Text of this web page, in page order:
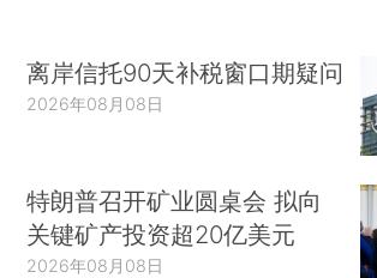
离岸信托90天补税窗口期疑问
2026年08月08日
特朗普召开矿业圆桌会 拟向
关键矿产投资超20亿美元
2026年08月08日